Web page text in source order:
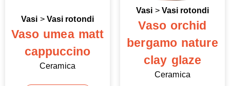
Vasi > Vasi rotondi
Vaso umea matt
cappuccino
Ceramica
Vasi > Vasi rotondi
Vaso orchid
bergamo nature
clay glaze
Ceramica